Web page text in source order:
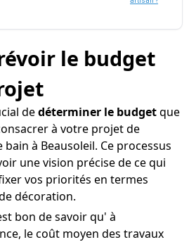
le budget
dedéterminer le budgetque
à votre projet de
à Beausoleil. Ce processus
une vision précise de ce qui
vos priorités en termes
décoration.
bon de savoir qu' à
le coût moyen des travaux